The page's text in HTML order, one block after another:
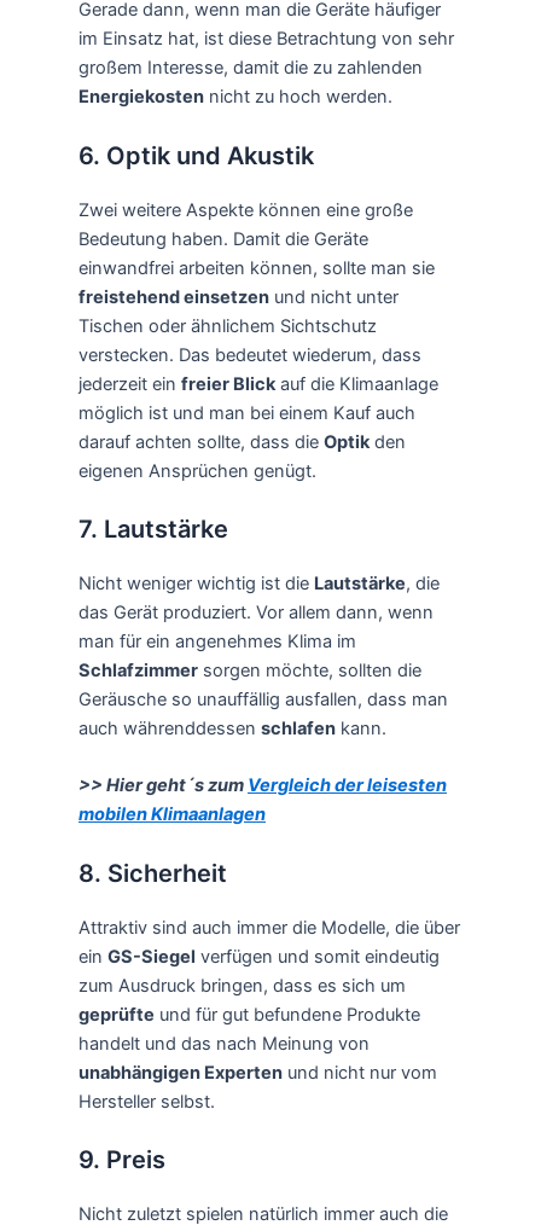
Gerade dann, wenn man die Geräte häufiger
im Einsatz hat, ist diese Betrachtung von sehr
großem Interesse, damit die zu zahlenden
Energiekosten nicht zu hoch werden.
6. Optik und Akustik
Zwei weitere Aspekte können eine große
Bedeutung haben. Damit die Geräte
einwandfrei arbeiten können, sollte man sie
freistehend einsetzen und nicht unter
Tischen oder ähnlichem Sichtschutz
verstecken. Das bedeutet wiederum, dass
jederzeit ein freier Blickauf die Klimaanlage
möglich ist und man bei einem Kauf auch
darauf achten sollte, dass die Optikden
eigenen Ansprüchen genügt.
7. Lautstärke
Nicht weniger wichtig ist die Lautstärke, die
das Gerät produziert. Vor allem dann, wenn
man für ein angenehmes Klima im
Schlafzimmer sorgen möchte, sollten die
Geräusche so unauffällig ausfallen, dass man
auch währenddessen schlafen kann.
>> Hier geht´s zum Vergleich der leisesten
mobilen Klimaanlagen
8. Sicherheit
Attraktiv sind auch immer die Modelle, die über
ein GS-Siegel verfügen und somit eindeutig
zum Ausdruck bringen, dass es sich um
geprüfte und für gut befundene Produkte
handelt und das nach Meinung von
unabhängigen Experten und nicht nur vom
Hersteller selbst.
9. Preis
Nicht zuletzt spielen natürlich immer auch die